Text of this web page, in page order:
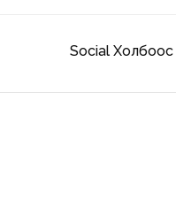
Social Холбоос